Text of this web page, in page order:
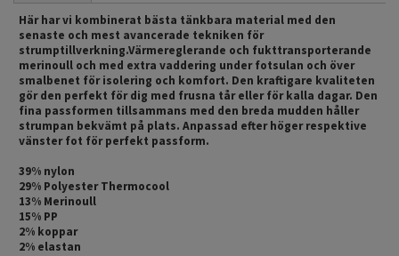
Här har vi kombinerat bästa tänkbara material med den
senaste och mest avancerade tekniken för
strumptillverkning.Värmereglerande och fukttransporterande
merinoull och med extra vaddering under fotsulan och över
smalbenet för isolering och komfort. Den kraftigare kvaliteten
gör den perfekt för dig med frusna tår eller för kalla dagar. Den
fina passformen tillsammans med den breda mudden håller
strumpan bekvämt på plats. Anpassad efter höger respektive
vänster fot för perfekt passform.
39% nylon
29% Polyester Thermocool
13% Merinoull
15% PP
2% koppar
2% elastan